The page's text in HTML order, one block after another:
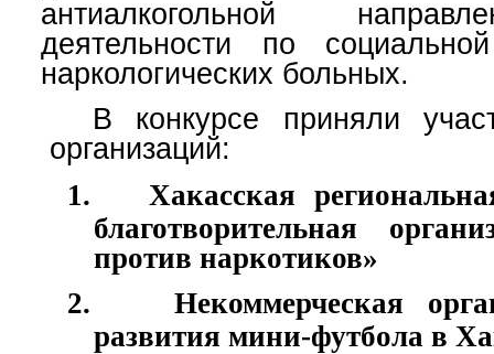
антиалкогольной
деятельности по
наркологических больных.
В конкурсе приняли
организаций:
1.
Хакасская
благотворительная
против наркотиков»
2.
Некоммерческая
развития мини-футбола в